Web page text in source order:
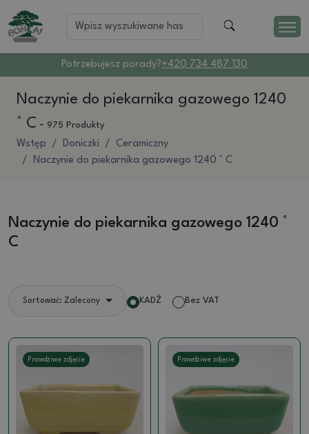
Potrzebujesz porady?+420 734 487 130
Naczynie do piekarnika gazowego 1240
° C - 975 Produkty
Wstęp Doniczki
Ceramiczny
Naczynie do piekarnika gazowego 1240 ° C
Naczynie do piekarnika gazowego 1240 °
C
Sortować: Zalecony KADŹ Bez VAT
Prawdziwe zdjęcie Prawdziwe zdjęcie